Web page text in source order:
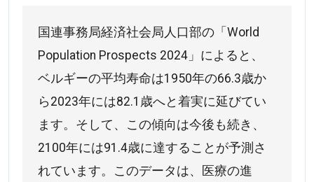
国連事務局経済社会局人口部の「World
Population Prospects 2024」によると、
ベルギーの平均寿命は1950年の66.3歳か
ら2023年には82.1歳へと着実に延びてい
ます。そして、この傾向は今後も続き、
2100年には91.4歳に達することが予測さ
れています。このデータは、医療の進